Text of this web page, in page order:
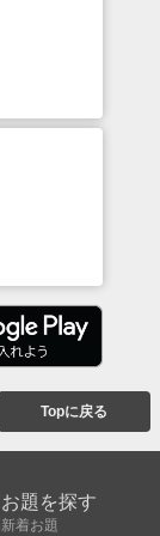
Topに戻る
お題を探す
新着お題